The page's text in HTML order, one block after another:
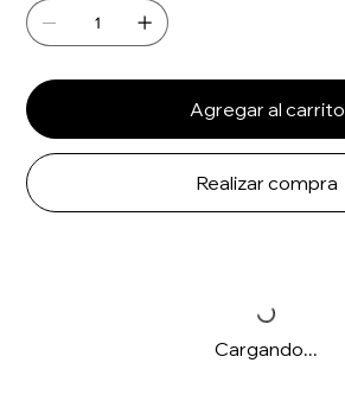
Agregar al carrito
Realizar compra
Cargando...